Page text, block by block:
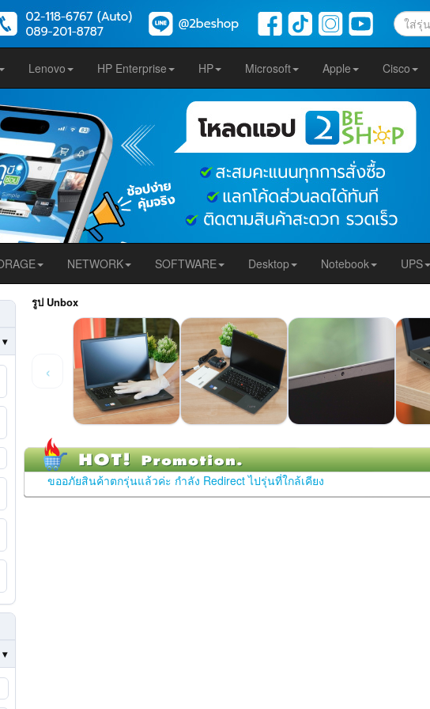
Lenovo HP Enterprise HP Microsoft Apple Cisco
NETWORK SOFTWARE Desktop Notebook UPS
รูป Unbox
‹
ขออภัยสินค้าตกรุ่นแล้วค่ะ กำลัง Redirect ไปรุ่นที่ใกล้เคียง